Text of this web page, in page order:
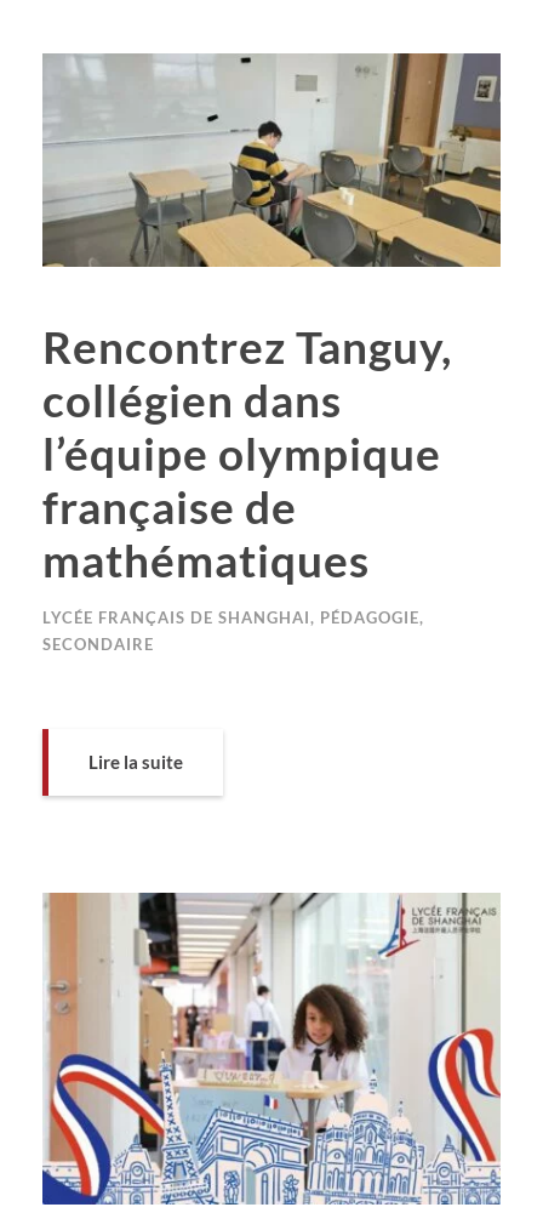
Rencontrez Tanguy,
collégien dans
l’équipe olympique
française de
mathématiques
LYCÉE FRANÇAIS DE SHANGHAI, PÉDAGOGIE,
SECONDAIRE
Lire la suite